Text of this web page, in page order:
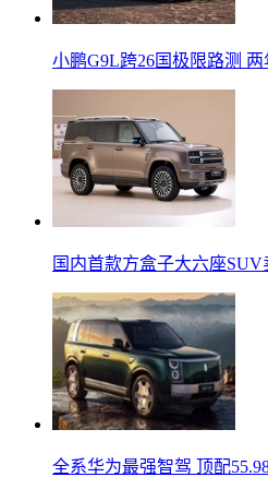
小鹏G9L跨26国极限路测 两
国内首款方盒子大六座
全系华为最强智驾 顶配